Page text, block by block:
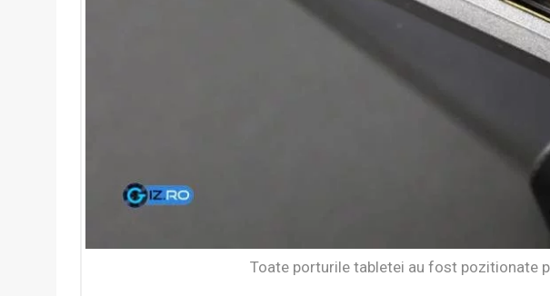
Toate porturile tabletei au fost pozitionate